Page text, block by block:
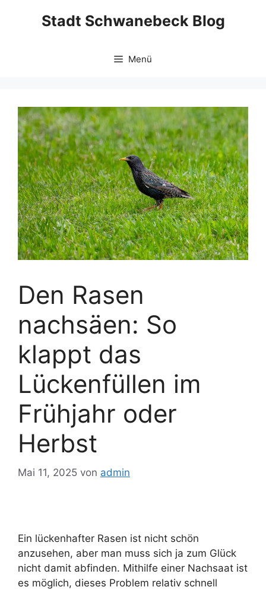
Stadt Schwanebeck Blog
Menü
Den Rasen
nachsäen: So
klappt das
Lückenfüllen im
Frühjahr oder
Herbst
Mai 11, 2025 von admin
Ein lückenhafter Rasen ist nicht schön
anzusehen, aber man muss sich ja zum Glück
nicht damit abfinden. Mithilfe einer Nachsaat ist
es möglich, dieses Problem relativ schnell